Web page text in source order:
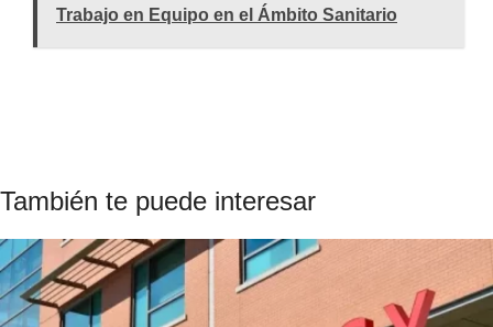
Trabajo en Equipo en el Ámbito Sanitario
También te puede interesar